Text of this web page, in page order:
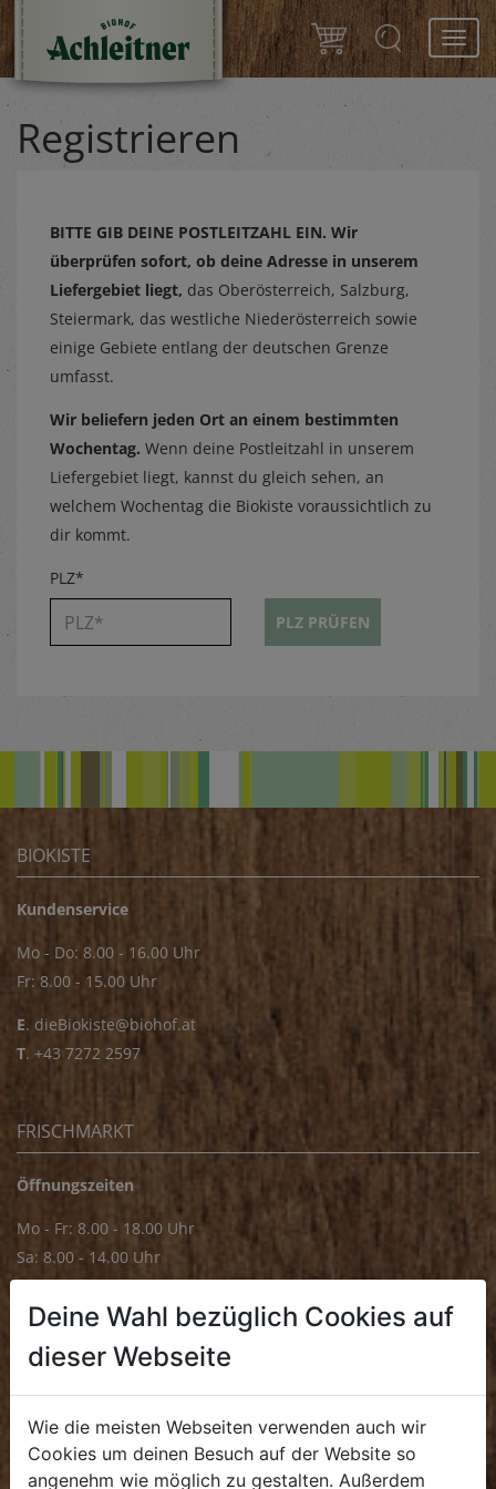
Registrieren
BITTE GIB DEINE POSTLEITZAHL EIN. Wir
überprüfen sofort, ob deine Adresse in unserem
Liefergebiet liegt, das Oberösterreich, Salzburg,
Steiermark, das westliche Niederösterreich sowie
einige Gebiete entlang der deutschen Grenze
umfasst.
Wir beliefern jeden Ort an einem bestimmten
Wochentag. Wenn deine Postleitzahl in unserem
Liefergebiet liegt, kannst du gleich sehen, an
welchem Wochentag die Biokiste voraussichtlich zu
dir kommt.
PLZ*
PLZ PRÜFEN
BIOKISTE
Kundenservice
Mo - Do: 8.00 - 16.00 Uhr
Fr: 8.00 - 15.00 Uhr
E. dieBiokiste@biohof.at
T. +43 7272 2597
FRISCHMARKT
Öffnungszeiten
Mo - Fr: 8.00 - 18.00 Uhr
Sa: 8.00 - 14.00 Uhr
Mo - Fr: 8.00 - 16.00 Uhr
. +43 7272 4859 70
Deine Wahl bezüglich Cookies auf
dieser Webseite
Wie die meisten Webseiten verwenden auch wir
Cookies um deinen Besuch auf der Website so
angenehm wie möglich zu gestalten. Außerdem